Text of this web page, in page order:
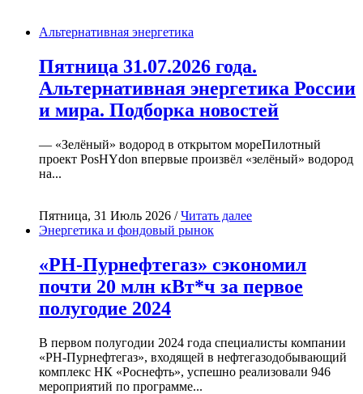
Альтернативная энергетика
Пятница 31.07.2026 года.
Альтернативная энергетика России
и мира. Подборка новостей
— «Зелёный» водород в открытом мореПилотный
проект PosHYdon впервые произвёл «зелёный» водород
на...
Пятница, 31 Июль 2026 /Читать далее
Энергетика и фондовый рынок
«РН-Пурнефтегаз» сэкономил
почти 20 млн кВт*ч за первое
полугодие 2024
В первом полугодии 2024 года специалисты компании
«РН-Пурнефтегаз», входящей в нефтегазодобывающий
комплекс НК «Роснефть», успешно реализовали 946
мероприятий по программе...